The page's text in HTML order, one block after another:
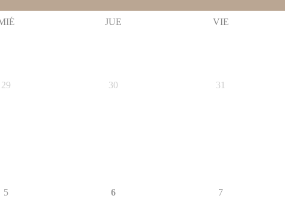
JUE VIE
29 30 31
5 6 7